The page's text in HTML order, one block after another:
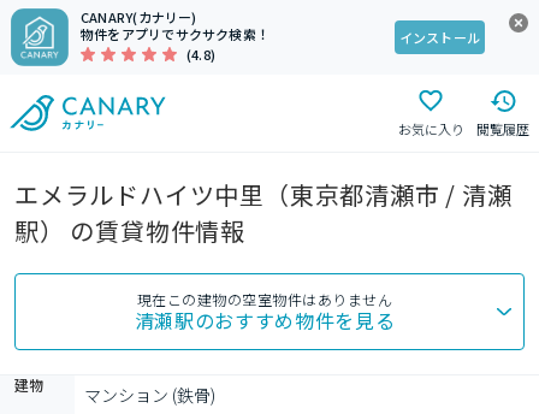
CANARY(カナリー)
物件をアプリでサクサク検索！
(4.8)
インストール
お気に入り 閲覧履歴
エメラルドハイツ中里（東京都清瀬市 / 清瀬
駅） の賃貸物件情報
現在この建物の空室物件はありません
清瀬駅のおすすめ物件を見る
建物 マンション (鉄骨)